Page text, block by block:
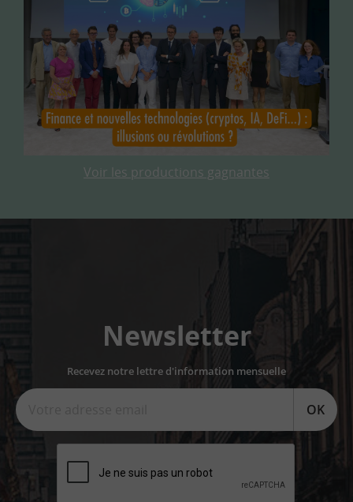
Voir les productions gagnantes
Newsletter
Recevez notre lettre d'information mensuelle
OK